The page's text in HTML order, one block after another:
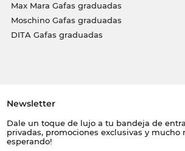
Max Mara Gafas graduadas
Moschino Gafas graduadas
DITA Gafas graduadas
Newsletter
Dale un toque de lujo a tu bandeja de
privadas, promociones exclusivas y mucho
esperando!